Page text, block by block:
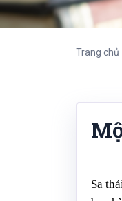
Trang chủ
Sa